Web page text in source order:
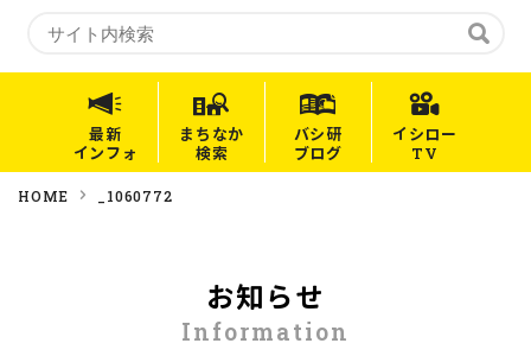
最新
インフォ
まちなか
検索
バシ研
ブログ
イシロー
TV
HOME _1060772
お知らせ
Information